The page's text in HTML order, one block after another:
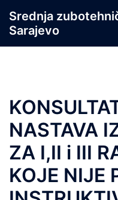
content
Srednja
Sarajevo
NASTAVA
ZA I,II i III
KOJE NIJE